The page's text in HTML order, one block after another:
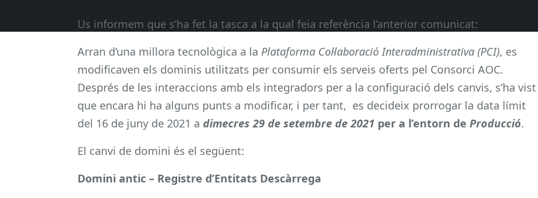
Us informem que s’ha fet la tasca a la qual feia referència l’anterior comunicat:
Arran d’una millora tecnològica a la Plataforma Col·laboració Interadministrativa (PCI), es
modificaven els dominis utilitzats per consumir els serveis oferts pel Consorci AOC.
Després de les interaccions amb els integradors per a la configuració dels canvis, s’ha vist
que encara hi ha alguns punts a modificar, i per tant, es decideix prorrogar la data límit
del 16 de juny de 2021 a dimecres 29 de setembre de 2021 per a l’entorn de Producció.
El canvi de domini és el següent:
Domini antic – Registre d’Entitats Descàrrega